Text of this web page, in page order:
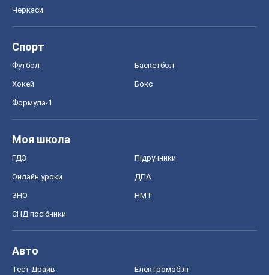
Черкаси
Спорт
Футбол Баскетбол
Хокей Бокс
Формула-1
Моя школа
ГДЗ Підручники
Онлайн уроки ДПА
ЗНО НМТ
СНД посібники
Авто
Тест Драйв Електромобілі